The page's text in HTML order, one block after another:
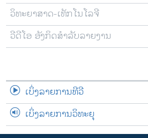
ວິທະຍາສາດ-ເທັກໂນໂລຈີ
ວີດີໂອ ອັງກິດສຳລັບລາຍງານ
ເບິ່ງລາຍການທີວີ
ເບິ່ງລາຍການວິທະຍຸ